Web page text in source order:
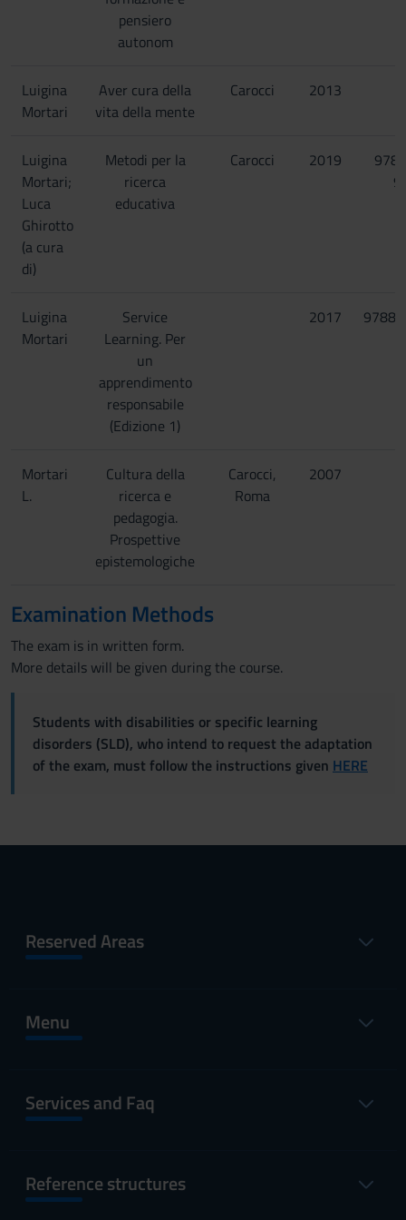
pensiero
autonom
Luigina
Mortari
Aver cura della
vita della mente
Carocci 2013
Luigina
Mortari;
Luca
Ghirotto
(a cura
di)
Metodi per la
ricerca
educativa
Carocci 2019
Luigina
Mortari
Service
Learning. Per
un
apprendimento
responsabile
(Edizione 1)
2017
Mortari
L.
Cultura della
ricerca e
pedagogia.
Prospettive
epistemologiche
Carocci,
Roma
2007
Examination Methods
The exam is in written form.
More details will be given during the course.
Students with disabilities or specific learning
disorders (SLD), who intend to request the adaptation
of the exam, must follow the instructions given HERE
Reserved Areas
Menu
Services and Faq
Reference structures